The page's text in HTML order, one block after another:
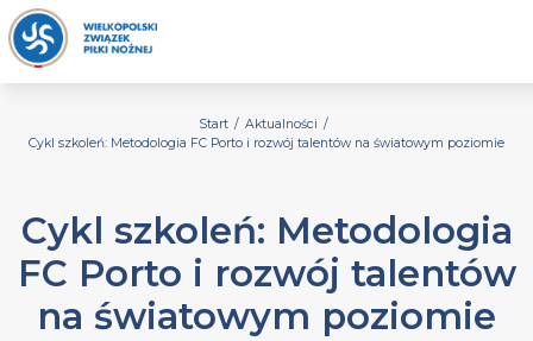
Start / Aktualności /
Cykl szkoleń: Metodologia FC Porto i rozwój talentów na światowym poziomie
Cykl szkoleń: Metodologia
FC Porto i rozwój talentów
na światowym poziomie